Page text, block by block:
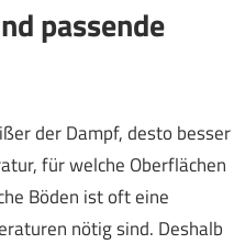
passende
der Dampf, desto besser
für welche Oberflächen
Böden ist oft eine
nötig sind. Deshalb